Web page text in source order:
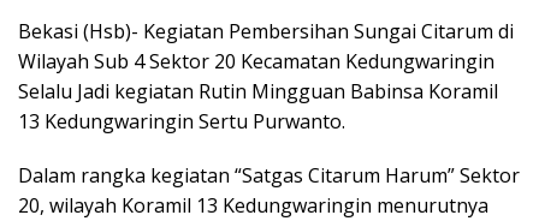
Bekasi (Hsb)- Kegiatan Pembersihan Sungai Citarum di
Wilayah Sub 4 Sektor 20 Kecamatan Kedungwaringin
Selalu Jadi kegiatan Rutin Mingguan Babinsa Koramil
13 Kedungwaringin Sertu Purwanto.
Dalam rangka kegiatan “Satgas Citarum Harum” Sektor
20, wilayah Koramil 13 Kedungwaringin menurutnya